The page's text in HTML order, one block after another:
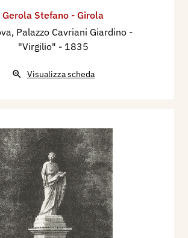
Gerola Stefano - Girola
Palazzo Cavriani Giardino -
"Virgilio" - 1835
Visualizza scheda